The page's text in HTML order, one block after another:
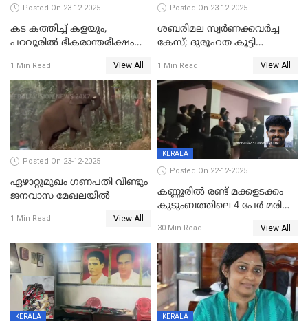
Posted On 23-12-2025
കട കത്തിച്ച് കളയും,
പറവൂരില്‍ ഭീകരാന്തരീക്ഷം
1 Min Read View All
Posted On 23-12-2025
ശബരിമല സ്വര്‍ണക്കവര്‍ച്ച
കേസ്; ദുരൂഹത കൂട്ടി
1 Min Read View All
Posted On 23-12-2025
ഏഴാറ്റുമുഖം ഗണപതി വീണ്ടും
ജനവാസ മേഖലയിൽ
1 Min Read View All
KERALA
Posted On 22-12-2025
കണ്ണൂരിൽ രണ്ട് മക്കളടക്കം
കുടുംബത്തിലെ 4 പേർ മരിച്ച
30 Min Read View All
KERALA KERALA